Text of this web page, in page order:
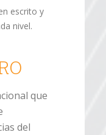
escrito y
nivel.
que
del